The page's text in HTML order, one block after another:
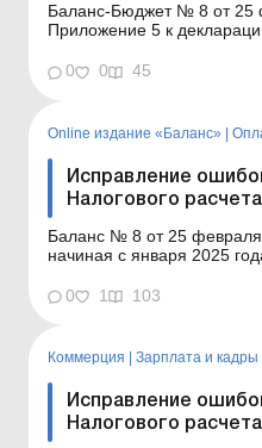
Баланс-Бюджет № 8 от 25
Приложение 5 к
которые обязаны
соответствии с п. 199.1
применяющими кассо...
0 0 45
Online издание «Баланс» |
Исправление
Налогового
Баланс № 8 от 25 февраля 2025
начиная с января 2025
дохода, начисленного
налогоплательщиков –
начисленного единого
0 1 103
Коммерция | Зарплата и кадры
Исправление
Налогового